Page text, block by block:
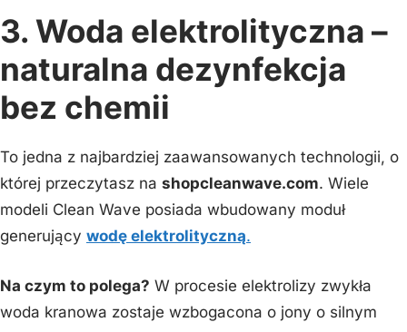
3. Woda elektrolityczna –
naturalna dezynfekcja
bez chemii
To jedna z najbardziej zaawansowanych technologii, o
której przeczytasz na shopcleanwave.com. Wiele
modeli Clean Wave posiada wbudowany moduł
generujący wodę elektrolityczną.
Na czym to polega? W procesie elektrolizy zwykła
woda kranowa zostaje wzbogacona o jony o silnym